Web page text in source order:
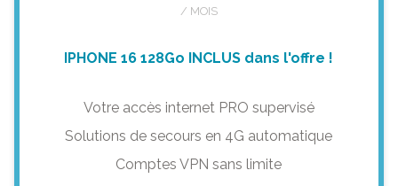
/ MOIS
IPHONE 16 128Go INCLUS dans l'offre !
Votre accès internet PRO supervisé
Solutions de secours en 4G automatique
Comptes VPN sans limite